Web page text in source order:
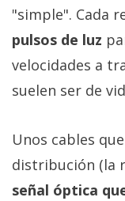
"simple". Cada
pulsos de luz
velocidades a
suelen ser de
Unos cables
distribución (la
señal óptica